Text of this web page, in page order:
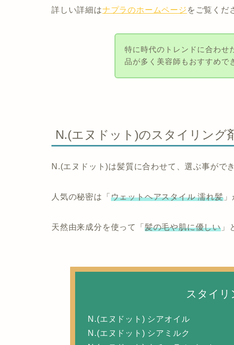
詳しい詳細はナプラのホームページ をご覧くだ
特に時代のトレンドに合わせ
品が多く美容師もおすすめで
N.(エヌドット)のスタイリング
N.(エヌドット)は髪質に合わせて、選ぶ事がで
人気の秘密は「 ウェットヘアスタイル 濡れ髪」
天然由来成分を使って「 髪の毛や肌に優しい 」
スタイリ
N.(エヌドット) シアオイル
N.(エヌドット) シアミルク